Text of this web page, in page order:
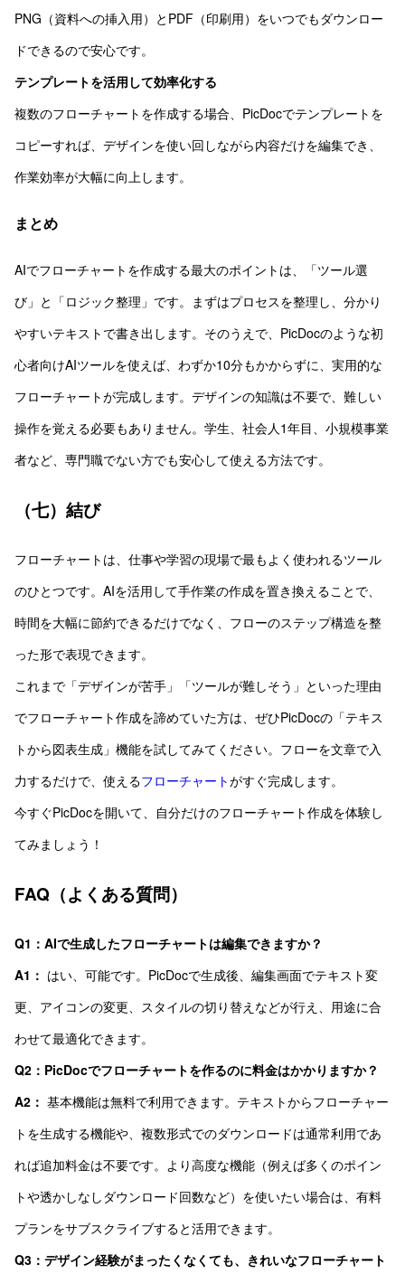
PNG（資料への挿入用）とPDF（印刷用）をいつでもダウンロー
ドできるので安心です。
テンプレートを活用して効率化する
複数のフローチャートを作成する場合、PicDocでテンプレートを
コピーすれば、デザインを使い回しながら内容だけを編集でき、
作業効率が大幅に向上します。
まとめ
AIでフローチャートを作成する最大のポイントは、「ツール選
び」と「ロジック整理」です。まずはプロセスを整理し、分かり
やすいテキストで書き出します。そのうえで、PicDocのような初
心者向けAIツールを使えば、わずか10分もかからずに、実用的な
フローチャートが完成します。デザインの知識は不要で、難しい
操作を覚える必要もありません。学生、社会人1年目、小規模事業
者など、専門職でない方でも安心して使える方法です。
（七）結び
フローチャートは、仕事や学習の現場で最もよく使われるツール
のひとつです。AIを活用して手作業の作成を置き換えることで、
時間を大幅に節約できるだけでなく、フローのステップ構造を整
った形で表現できます。
これまで「デザインが苦手」「ツールが難しそう」といった理由
でフローチャート作成を諦めていた方は、ぜひPicDocの「テキス
トから図表生成」機能を試してみてください。フローを文章で入
力するだけで、使えるフローチャートがすぐ完成します。
今すぐPicDocを開いて、自分だけのフローチャート作成を体験し
てみましょう！
FAQ（よくある質問）
Q1：AIで生成したフローチャートは編集できますか？
A1： はい、可能です。PicDocで生成後、編集画面でテキスト変
更、アイコンの変更、スタイルの切り替えなどが行え、用途に合
わせて最適化できます。
Q2：PicDocでフローチャートを作るのに料金はかかりますか？
A2： 基本機能は無料で利用できます。テキストからフローチャー
トを生成する機能や、複数形式でのダウンロードは通常利用であ
れば追加料金は不要です。より高度な機能（例えば多くのポイン
トや透かしなしダウンロード回数など）を使いたい場合は、有料
プランをサブスクライブすると活用できます。
Q3：デザイン経験がまったくなくても、きれいなフローチャート